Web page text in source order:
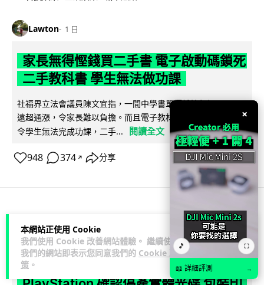
本網站正使用 Cookie
我們使用 Cookie 改善網站體驗。 繼續使用
我們的網站即表示您同意我們的 Cookie 政
策 。
Lawton 1 日
家長無得慳錢買二手書 電子啟動碼鎖死
二手教科書 學生無法做功課
社福界立法會議員陳文宜指，一間中學書單價錢按年加 14.7%
遠超通漲，令家長難以負擔。而且電子教材啟動碼這項設計，
令學生無法完成功課，二手...
閱讀全文
948 374 ↗ 分享
Lawton 1 日
×
🎵 ⛶
📖 詳細評測 →